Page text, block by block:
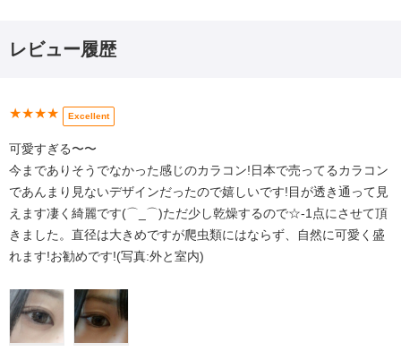
レビュー履歴
★★★★ Excellent
可愛すぎる〜〜
今までありそうでなかった感じのカラコン!日本で売ってるカラコン
であんまり見ないデザインだったので嬉しいです!目が透き通って見
えます凄く綺麗です(⌒_⌒)ただ少し乾燥するので☆-1点にさせて頂
きました。直径は大きめですが爬虫類にはならず、自然に可愛く盛
れます!お勧めです!(写真:外と室内)